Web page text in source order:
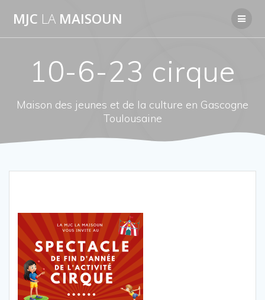
MJC LA MAISOUN
10-6-23 cirque
Maison des jeunes et de la culture en Gascogne
Toulousaine